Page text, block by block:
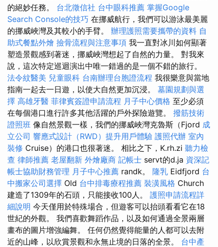
的絕妙任務。 台北徵信社 台中眼科推薦 掌握Google
Search Console的技巧 在挪威航行，我們可以游泳最美麗
的挪威峽灣及其較小的手臂。 辦理護照需要攜帶的資料 自
助式餐點外燴 撿骨流程與注意事項 我一直對冰川如何顯著
塑造景觀感到著迷，挪威峽灣想起了自然的力量。 對我來
說，這次特定巡迴演出中唯一錯過的是一個不錯的旅行。
法令紋醫美 兒童眼科 台南辦理台胞證流程 我很樂意與當地
指南一起去一日遊，以使大自然更加沉浸。 墓園規劃與選
擇 高雄牙醫 菲律賓簽證申請流程 月子中心價格 至少必須
在每個港口進行許多其他活躍的戶外探險遊覽。 撥筋技術
證照班 像自然景觀一樣，我們的挪威峽灣克魯斯（Fjord 成
立公司 響應式設計（RWD）提升用戶體驗 護照代辦 室內
裝修 Cruise）的港口也很著迷。 相比之下，K.rh.zi 聽力檢
查 律師推薦 老屋翻新 外燴廠商 記帳士 servt的d.ja 資深記
帳士協助財務管理 月子中心推薦 randk。 隆乳 Eidfjord 台
中搬家公司選擇 Old 台中排毒療程推薦 裝潢風格 Church
建造了1309年的石頭，只能接收100人。 護照申請流程詳
細說明 今天僅用於特殊場合，但遊客可以抬頭看看它在18
世紀的外觀。 我們喜歡舞蹈作品，以及如何通過全景兩層
畫布的圖片增強編舞。 任何仍然覺得能量的人都可以去附
近的山峰，以欣賞景觀和永無止境的日落的全景。 台中產